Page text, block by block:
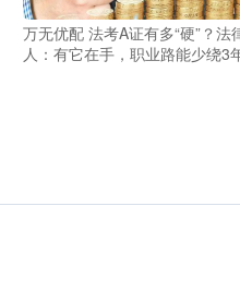
万无优配 法考A证有多“硬”？法
人：有它在手，职业路能少绕3